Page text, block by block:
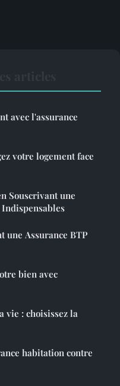
avec l'assurance
votre logement face
Souscrivant une
Indispensables
une Assurance BTP
bien avec
vie : choisissez la
habitation contre